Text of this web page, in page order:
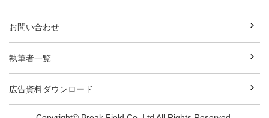
お問い合わせ
執筆者一覧
広告資料ダウンロード